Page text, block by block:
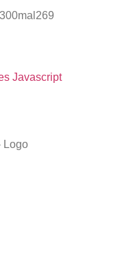
Javascript